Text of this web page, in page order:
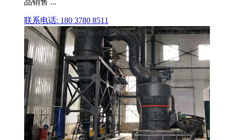
品销售 ...
联系电话: 180 3780 8511